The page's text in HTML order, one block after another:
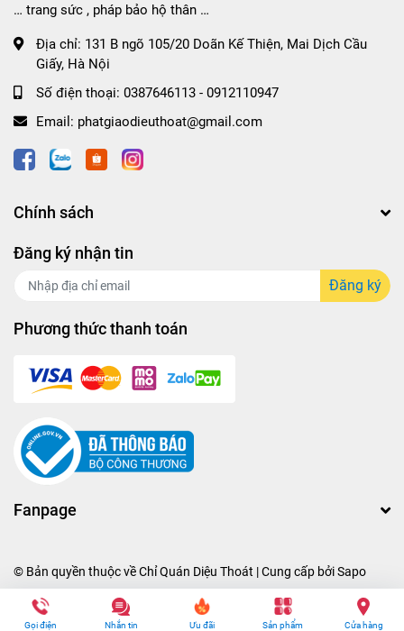
… trang sức , pháp bảo hộ thân …
Địa chỉ: 131 B ngõ 105/20 Doãn Kế Thiện, Mai Dịch Cầu
Giấy, Hà Nội
Số điện thoại: 0387646113 - 0912110947
Email: phatgiaodieuthoat@gmail.com
Chính sách
Đăng ký nhận tin
Đăng ký
Phương thức thanh toán
Fanpage
© Bản quyền thuộc vềChỉ Quán Diệu Thoát | Cung cấp bởiSapo
Sản phẩm Cửa hàng
Gọi điện Nhắn tin Ưu đãi